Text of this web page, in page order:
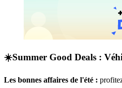
☀️Summer Good Deals :
Les bonnes affaires de l'été :